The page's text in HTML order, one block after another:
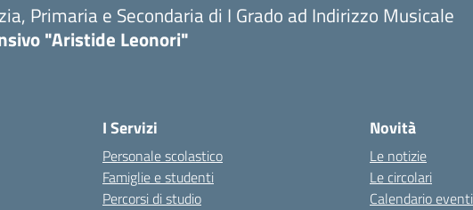
Primaria e Secondaria di I Grado ad Indirizzo Musicale
"Aristide Leonori"
I Servizi
Personale scolastico
Famiglie e studenti
Percorsi di studio
Novità
Le notizie
Le circolari
Calendario eventi